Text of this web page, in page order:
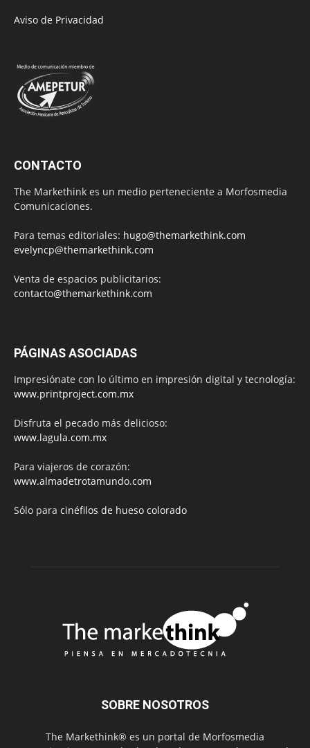
Aviso de Privacidad
CONTACTO
The Markethink es un medio perteneciente a Morfosmedia
Comunicaciones.
Para temas editoriales: hugo@themarkethink.com
evelyncp@themarkethink.com
Venta de espacios publicitarios:
contacto@themarkethink.com
PÁGINAS ASOCIADAS
Impresiónate con lo último en impresión digital y tecnología:
www.printproject.com.mx
Disfruta el pecado más delicioso:
www.lagula.com.mx
Para viajeros de corazón:
www.almadetrotamundo.com
Sólo para cinéfilos de hueso colorado
SOBRE NOSOTROS
The Markethink® es un portal de Morfosmedia